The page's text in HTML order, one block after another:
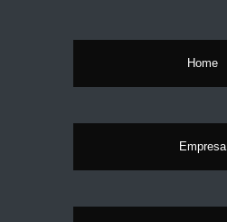
Home
Empresa